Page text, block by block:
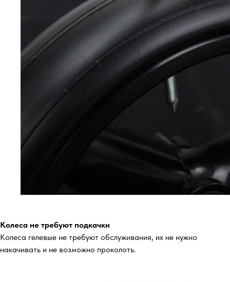
Колеса не требуют подкачки
Колеса гелевые не требуют обслуживания, их не нужно
накачивать и не возможно проколоть.